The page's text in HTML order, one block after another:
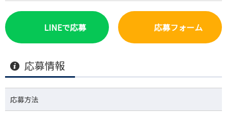
LINEで応募 応募フォーム
応募情報
応募方法